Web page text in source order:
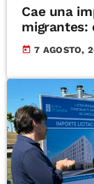
Cae una
migrantes:
today 7 AGOSTO,